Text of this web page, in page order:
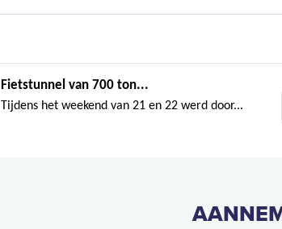
Fietstunnel van 700 ton...
Tijdens het weekend van 21 en 22 werd door...